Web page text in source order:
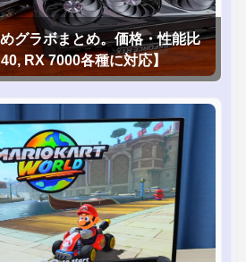
グラボまとめ。価格・性能比
RX 7000各種に対応】